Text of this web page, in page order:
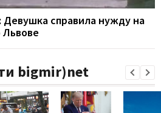
справила нужду на
Львове
bigmir)net